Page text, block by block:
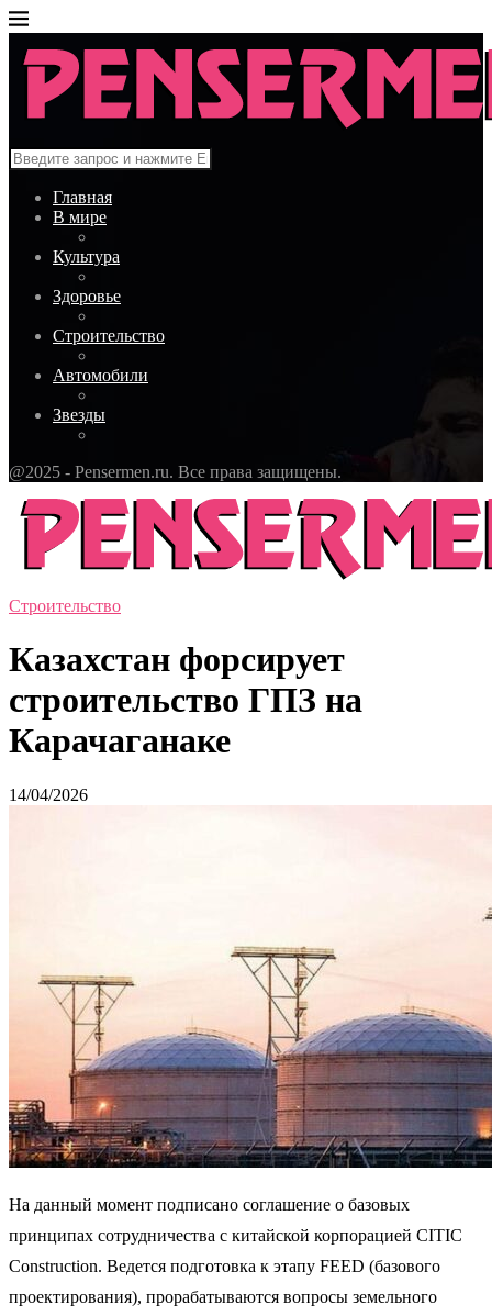
Главная
В мире
Культура
Здоровье
Строительство
Автомобили
Звезды
@2025 - Pensermen.ru. Все права защищены.
Строительство
Казахстан форсирует
строительство ГПЗ на
Карачаганаке
14/04/2026
На данный момент подписано соглашение о базовых
принципах сотрудничества с китайской корпорацией CITIC
Construction. Ведется подготовка к этапу FEED (базового
проектирования), прорабатываются вопросы земельного